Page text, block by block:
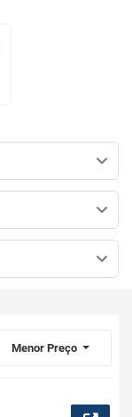
Menor Preço